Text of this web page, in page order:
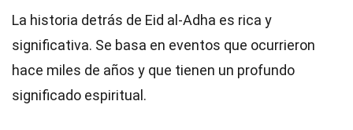
La historia detrás de Eid al-Adha es rica y
significativa. Se basa en eventos que ocurrieron
hace miles de años y que tienen un profundo
significado espiritual.